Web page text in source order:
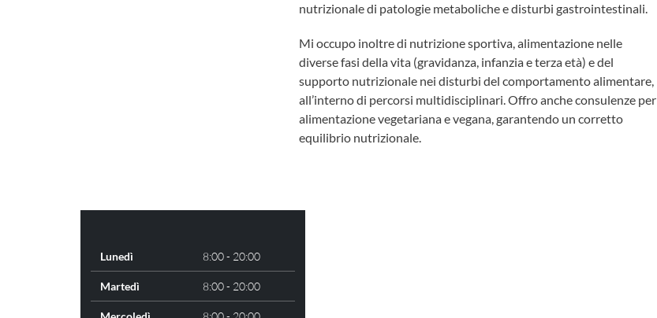
nutrizionale di patologie metaboliche e disturbi gastrointestinali.
Mi occupo inoltre di nutrizione sportiva, alimentazione nelle
diverse fasi della vita (gravidanza, infanzia e terza età) e del
supporto nutrizionale nei disturbi del comportamento alimentare,
all’interno di percorsi multidisciplinari. Offro anche consulenze per
alimentazione vegetariana e vegana, garantendo un corretto
equilibrio nutrizionale.
Lunedì 8:00 - 20:00
Martedì 8:00 - 20:00